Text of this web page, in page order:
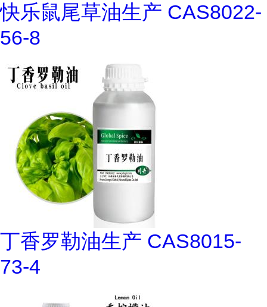
快乐鼠尾草油生产 CAS8022-
56-8
丁香罗勒油生产 CAS8015-
73-4